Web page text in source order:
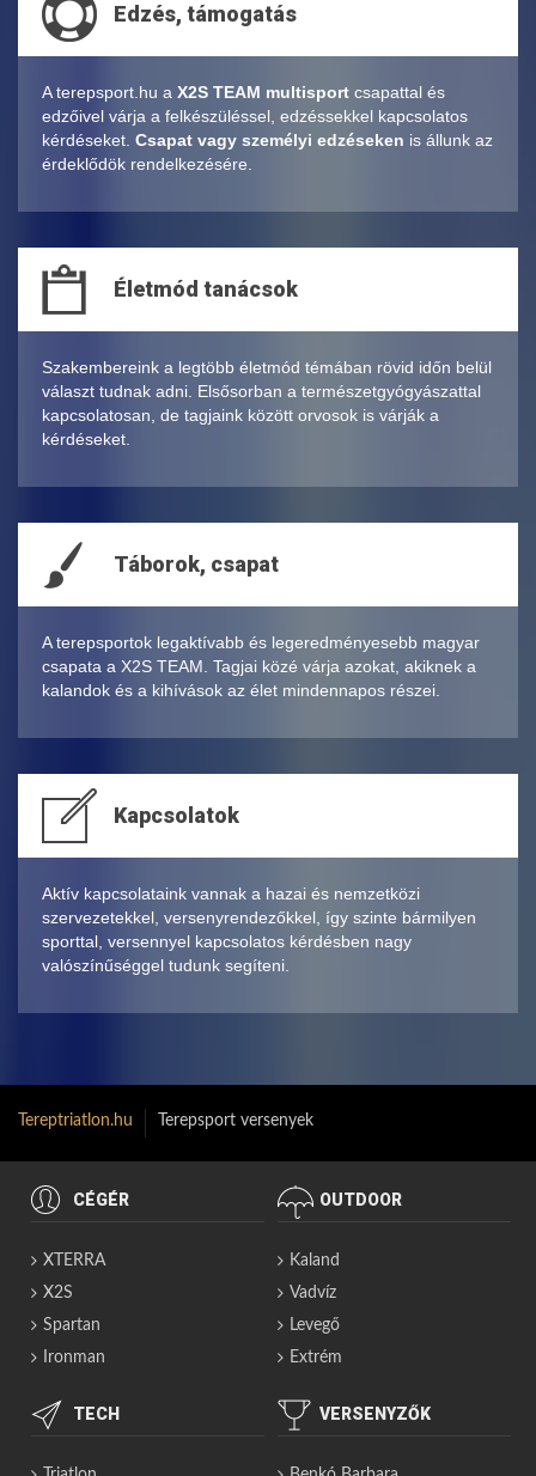
Edzés, támogatás
A terepsport.hu a X2S TEAM multisport csapattal és
edzőivel várja a felkészüléssel, edzéssekkel kapcsolatos
kérdéseket. Csapat vagy személyi edzéseken is állunk az
érdeklődök rendelkezésére.
Életmód tanácsok
Szakembereink a legtöbb életmód témában rövid időn belül
választ tudnak adni. Elsősorban a természetgyógyászattal
kapcsolatosan, de tagjaink között orvosok is várják a
kérdéseket.
Táborok, csapat
A terepsportok legaktívabb és legeredményesebb magyar
csapata a X2S TEAM. Tagjai közé várja azokat, akiknek a
kalandok és a kihívások az élet mindennapos részei.
Kapcsolatok
Aktív kapcsolataink vannak a hazai és nemzetközi
szervezetekkel, versenyrendezőkkel, így szinte bármilyen
sporttal, versennyel kapcsolatos kérdésben nagy
valószínűséggel tudunk segíteni.
Tereptriatlon.hu Terepsport versenyek
CÉGÉR
XTERRA
X2S
Spartan
Ironman
OUTDOOR
Kaland
Vadvíz
Levegő
Extrém
TECH VERSENYZŐK